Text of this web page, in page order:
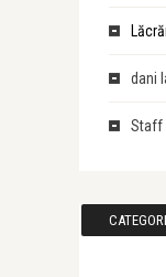
dani
Staff